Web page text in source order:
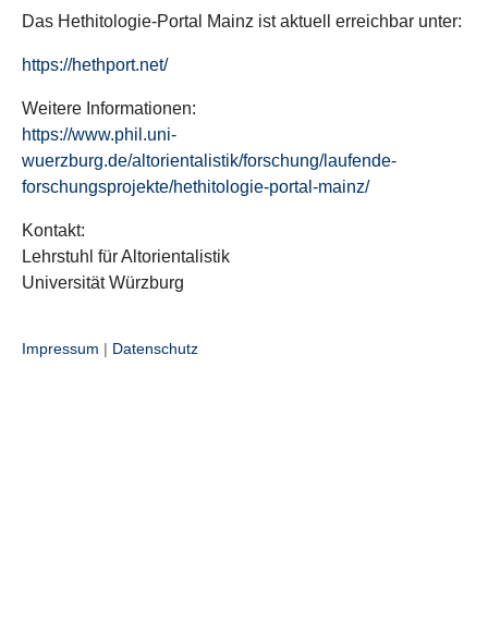
Das Hethitologie-Portal Mainz ist aktuell erreichbar unter:
https://hethport.net/
Weitere Informationen:
https://www.phil.uni-
wuerzburg.de/altorientalistik/forschung/laufende-
forschungsprojekte/hethitologie-portal-mainz/
Kontakt:
Lehrstuhl für Altorientalistik
Universität Würzburg
Impressum | Datenschutz